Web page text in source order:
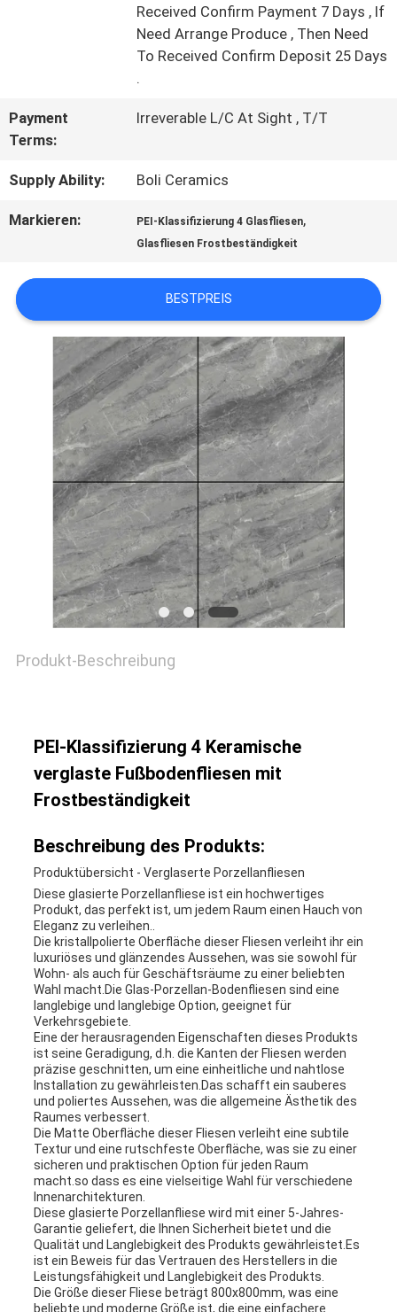
ANGEBOT
SITEMAP
DATENSCHUTZRICHTLINIE
Received Confirm Payment 7 Days , If
Need Arrange Produce , Then Need
To Received Confirm Deposit 25 Days
.
Payment
Terms:
Irreverable L/C At Sight , T/T
Supply Ability: Boli Ceramics
Markieren: PEI-Klassifizierung 4 Glasfliesen,
Glasfliesen Frostbeständigkeit
BESTPREIS
Produkt-Beschreibung
PEI-Klassifizierung 4 Keramische
verglaste Fußbodenfliesen mit
Frostbeständigkeit
Beschreibung des Produkts:
Produktübersicht - Verglaserte Porzellanfliesen
Diese glasierte Porzellanfliese ist ein hochwertiges
Produkt, das perfekt ist, um jedem Raum einen Hauch von
Eleganz zu verleihen..
Die kristallpolierte Oberfläche dieser Fliesen verleiht ihr ein
luxuriöses und glänzendes Aussehen, was sie sowohl für
Wohn- als auch für Geschäftsräume zu einer beliebten
Wahl macht.Die Glas-Porzellan-Bodenfliesen sind eine
langlebige und langlebige Option, geeignet für
Verkehrsgebiete.
Eine der herausragenden Eigenschaften dieses Produkts
ist seine Geradigung, d.h. die Kanten der Fliesen werden
präzise geschnitten, um eine einheitliche und nahtlose
Installation zu gewährleisten.Das schafft ein sauberes
und poliertes Aussehen, was die allgemeine Ästhetik des
Raumes verbessert.
Die Matte Oberfläche dieser Fliesen verleiht eine subtile
Textur und eine rutschfeste Oberfläche, was sie zu einer
sicheren und praktischen Option für jeden Raum
macht.so dass es eine vielseitige Wahl für verschiedene
Innenarchitekturen.
Diese glasierte Porzellanfliese wird mit einer 5-Jahres-
Garantie geliefert, die Ihnen Sicherheit bietet und die
Qualität und Langlebigkeit des Produkts gewährleistet.Es
ist ein Beweis für das Vertrauen des Herstellers in die
Leistungsfähigkeit und Langlebigkeit des Produkts.
Die Größe dieser Fliese beträgt 800x800mm, was eine
beliebte und moderne Größe ist, die eine einfachere